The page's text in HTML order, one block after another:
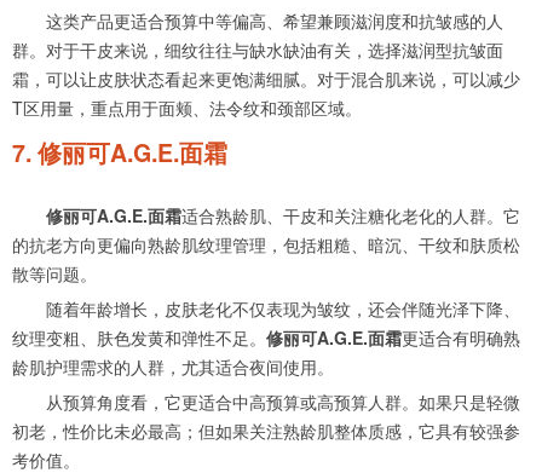
这类产品更适合预算中等偏高、希望兼顾滋润度和抗皱感的人
群。对于干皮来说，细纹往往与缺水缺油有关，选择滋润型抗皱面
霜，可以让皮肤状态看起来更饱满细腻。对于混合肌来说，可以减少
T区用量，重点用于面颊、法令纹和颈部区域。
7. 修丽可A.G.E.面霜
修丽可A.G.E.面霜适合熟龄肌、干皮和关注糖化老化的人群。它
的抗老方向更偏向熟龄肌纹理管理，包括粗糙、暗沉、干纹和肤质松
散等问题。
随着年龄增长，皮肤老化不仅表现为皱纹，还会伴随光泽下降、
纹理变粗、肤色发黄和弹性不足。 修丽可A.G.E.面霜更适合有明确熟
龄肌护理需求的人群，尤其适合夜间使用。
从预算角度看，它更适合中高预算或高预算人群。如果只是轻微
初老，性价比未必最高；但如果关注熟龄肌整体质感，它具有较强参
考价值。